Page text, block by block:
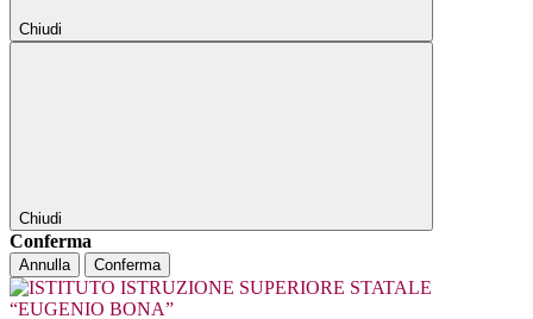
Chiudi
Chiudi
Conferma
Annulla Conferma